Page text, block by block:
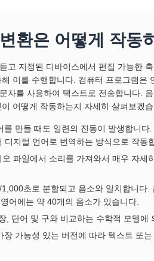
환은 어떻게 작동
고 지정된 디바이스에서 편집 가능한
이를 수행합니다. 컴퓨터 프로그램은
자를 사용하여 텍스트로 전송합니다.
어떻게 작동하는지 자세히 살펴보겠습
만들 때도 일련의 진동이 발생합니
지털 언어로 번역하는 방식으로 작동
파일에서 소리를 가져와서 매우 자
초로 분할되고 음소와 일치합니다
어에는 약 40개의 음소가 있습니다.
, 단어 및 구와 비교하는 수학적 모델에
장 가능성 있는 버전에 따라 텍스트 또